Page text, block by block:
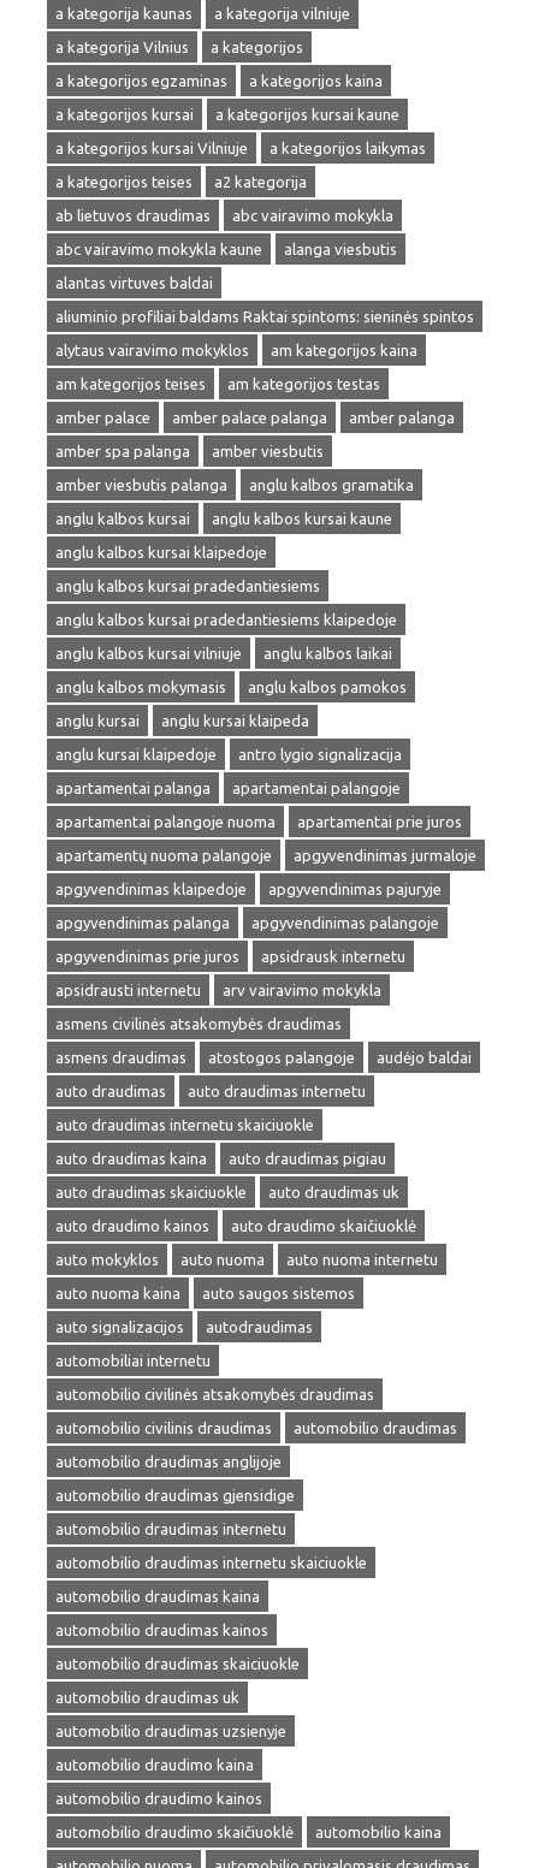
a kategorija kaunas
a kategorija vilniuje
a kategorija Vilnius
a kategorijos
a kategorijos egzaminas
a kategorijos kaina
a kategorijos kursai
a kategorijos kursai kaune
a kategorijos kursai Vilniuje
a kategorijos laikymas
a kategorijos teises
a2 kategorija
ab lietuvos draudimas
abc vairavimo mokykla
abc vairavimo mokykla kaune
alanga viesbutis
alantas virtuves baldai
aliuminio profiliai baldams Raktai spintoms: sieninės spintos
alytaus vairavimo mokyklos
am kategorijos kaina
am kategorijos teises
am kategorijos testas
amber palace
amber palace palanga
amber palanga
amber spa palanga
amber viesbutis
amber viesbutis palanga
anglu kalbos gramatika
anglu kalbos kursai
anglu kalbos kursai kaune
anglu kalbos kursai klaipedoje
anglu kalbos kursai pradedantiesiems
anglu kalbos kursai pradedantiesiems klaipedoje
anglu kalbos kursai vilniuje
anglu kalbos laikai
anglu kalbos mokymasis
anglu kalbos pamokos
anglu kursai
anglu kursai klaipeda
anglu kursai klaipedoje
antro lygio signalizacija
apartamentai palanga
apartamentai palangoje
apartamentai palangoje nuoma
apartamentai prie juros
apartamentų nuoma palangoje
apgyvendinimas jurmaloje
apgyvendinimas klaipedoje
apgyvendinimas pajuryje
apgyvendinimas palanga
apgyvendinimas palangoje
apgyvendinimas prie juros
apsidrausk internetu
apsidrausti internetu
arv vairavimo mokykla
asmens civilinės atsakomybės draudimas
asmens draudimas
atostogos palangoje
audėjo baldai
auto draudimas
auto draudimas internetu
auto draudimas internetu skaiciuokle
auto draudimas kaina
auto draudimas pigiau
auto draudimas skaiciuokle
auto draudimas uk
auto draudimo kainos
auto draudimo skaičiuoklė
auto mokyklos
auto nuoma
auto nuoma internetu
auto nuoma kaina
auto saugos sistemos
auto signalizacijos
autodraudimas
automobiliai internetu
automobilio civilinės atsakomybės draudimas
automobilio civilinis draudimas
automobilio draudimas
automobilio draudimas anglijoje
automobilio draudimas gjensidige
automobilio draudimas internetu
automobilio draudimas internetu skaiciuokle
automobilio draudimas kaina
automobilio draudimas kainos
automobilio draudimas skaiciuokle
automobilio draudimas uk
automobilio draudimas uzsienyje
automobilio draudimo kaina
automobilio draudimo kainos
automobilio draudimo skaičiuoklė
automobilio kaina